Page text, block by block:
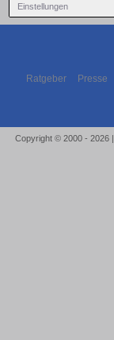
Einstellungen
Ratgeber Presse
Copyright © 2000 - 2026